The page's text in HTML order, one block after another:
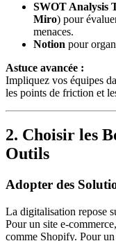
SWOT Analysis
Miro) pour
menaces.
Notion pour
Astuce avancée :
Impliquez vos équipes
les points de friction et
2. Choisir les
Outils
Adopter des
La digitalisation repose
Pour un site e-
comme Shopify. Pour